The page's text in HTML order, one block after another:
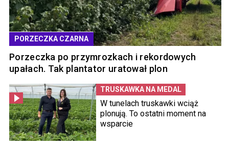
PORZECZKA CZARNA
Porzeczka po przymrozkach i rekordowych
upałach. Tak plantator uratował plon
TRUSKAWKA NA MEDAL
W tunelach truskawki wciąż
plonują. To ostatni moment na
wsparcie